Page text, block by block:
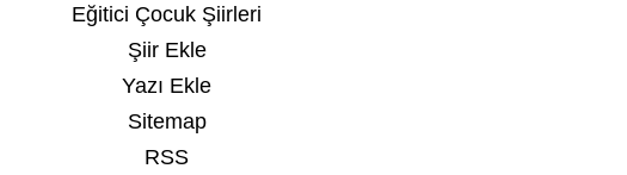
Eğitici Çocuk Şiirleri
Şiir Ekle
Yazı Ekle
Sitemap
RSS